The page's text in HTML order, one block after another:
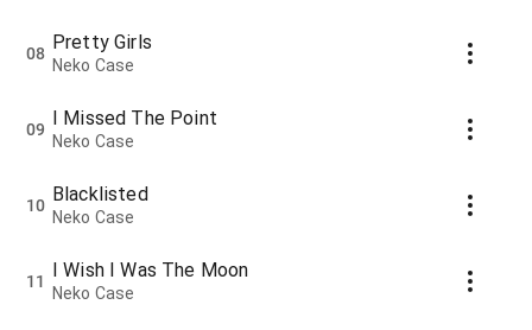
08 Pretty Girls
Neko Case
09 I Missed The Point
Neko Case
10 Blacklisted
Neko Case
11 I Wish I Was The Moon
Neko Case